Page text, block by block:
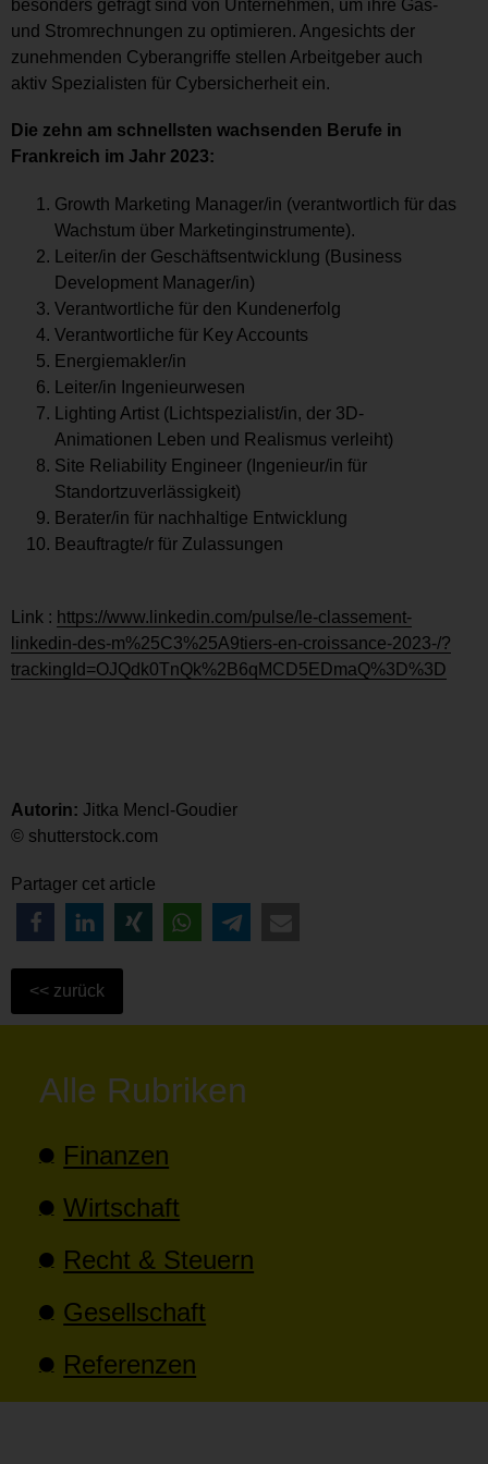
besonders gefragt sind von Unternehmen, um ihre Gas-
und Stromrechnungen zu optimieren. Angesichts der
zunehmenden Cyberangriffe stellen Arbeitgeber auch
aktiv Spezialisten für Cybersicherheit ein.
Die zehn am schnellsten wachsenden Berufe in
Frankreich im Jahr 2023:
Growth Marketing Manager/in (verantwortlich für das
Wachstum über Marketinginstrumente).
Leiter/in der Geschäftsentwicklung (Business
Development Manager/in)
Verantwortliche für den Kundenerfolg
Verantwortliche für Key Accounts
Energiemakler/in
Leiter/in Ingenieurwesen
Lighting Artist (Lichtspezialist/in, der 3D-
Animationen Leben und Realismus verleiht)
Site Reliability Engineer (Ingenieur/in für
Standortzuverlässigkeit)
Berater/in für nachhaltige Entwicklung
Beauftragte/r für Zulassungen
Link : https://www.linkedin.com/pulse/le-classement-
linkedin-des-m%25C3%25A9tiers-en-croissance-2023-/?
trackingId=OJQdk0TnQk%2B6qMCD5EDmaQ%3D%3D
Autorin: Jitka Mencl-Goudier
© shutterstock.com
Partager cet article
Alle Rubriken
Finanzen
Wirtschaft
Recht & Steuern
Gesellschaft
Referenzen